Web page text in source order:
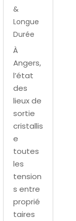
&
Longue
Durée
À
Angers,
l’état
des
lieux de
sortie
cristallis
e
toutes
les
tension
s entre
proprié
taires